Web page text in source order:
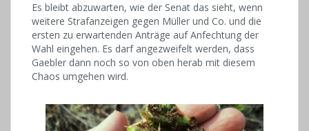
Es bleibt abzuwarten, wie der Senat das sieht, wenn
weitere Strafanzeigen gegen Müller und Co. und die
ersten zu erwartenden Anträge auf Anfechtung der
Wahl eingehen. Es darf angezweifelt werden, dass
Gaebler dann noch so von oben herab mit diesem
Chaos umgehen wird.